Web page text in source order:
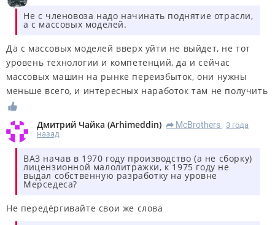
Не с членовоза надо начинать поднятие отрасли,
а с массовых моделей.
Да с массовых моделей вверх уйти не выйдет, не тот
уровень технологии и компетенций, да и сейчас
массовых машин на рынке переизбыток, они нужны
меньше всего, и интересных наработок там не получить
Дмитрий Чайка (Arhimeddin) R McBrothers
3 года
назад
ВАЗ начав в 1970 году производство (а не сборку)
лицензионной малолитражки, к 1975 году не
выдал собственную разработку на уровне
Мерседеса?
Не передёргивайте свои же слова